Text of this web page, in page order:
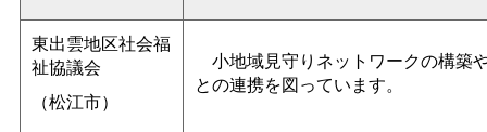
東出雲地区社会福
祉協議会
（松江市）
小地域見守りネットワークの構築
との連携を図っています。